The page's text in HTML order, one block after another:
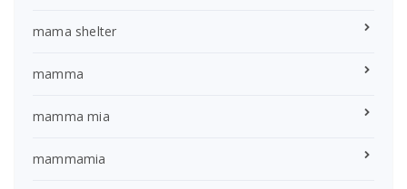
mama shelter
mamma
mamma mia
mammamia